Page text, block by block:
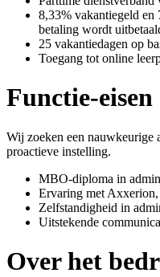
8,33% vakantiegeld en
betaling wordt
25 vakantiedagen op
Toegang tot online
Functie-eisen
Wij zoeken een nauwkeurige
proactieve instelling.
MBO-diploma in
Ervaring met Axxerion,
Zelfstandigheid in
Uitstekende
Over het